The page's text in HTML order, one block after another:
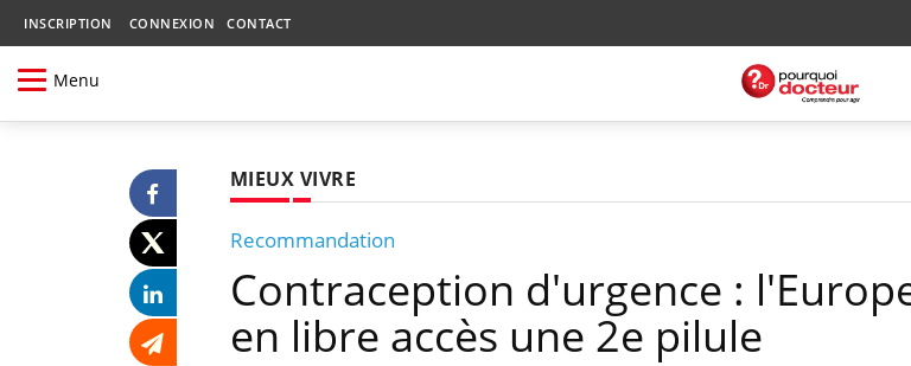
INSCRIPTION CONNEXION CONTACT
Menu
MIEUX VIVRE
Recommandation
Contraception d'urgence :
en libre accès une 2e pilule